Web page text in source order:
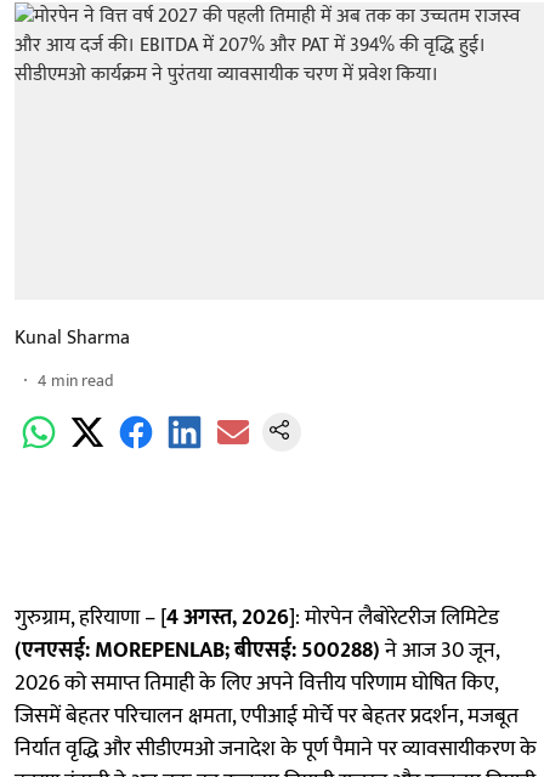
Kunal Sharma
4 min read
गुरुग्राम, हरियाणा – [4 अगस्त, 2026]: मोरपेन लैबोरेटरीज लिमिटेड
(एनएसई:MOREPENLAB; बीएसई: 500288)ने आज 30 जून,
2026 को समाप्त तिमाही के लिए अपने वित्तीय परिणाम घोषित किए,
जिसमें बेहतर परिचालन क्षमता, एपीआई मोर्चे पर बेहतर प्रदर्शन, मजबूत
निर्यात वृद्धि और सीडीएमओ जनादेश के पूर्ण पैमाने पर व्यावसायीकरण के